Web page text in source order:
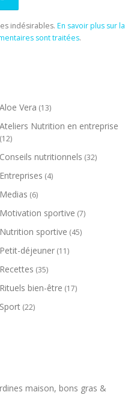
indésirables. En savoir plus sur la
sont traitées.
Aloe Vera (13)
Ateliers Nutrition en entreprise
(12)
Conseils nutritionnels (32)
Entreprises (4)
Medias (6)
Motivation sportive (7)
Nutrition sportive (45)
Petit-déjeuner (11)
Recettes (35)
Rituels bien-être (17)
Sport (22)
maison, bons gras &